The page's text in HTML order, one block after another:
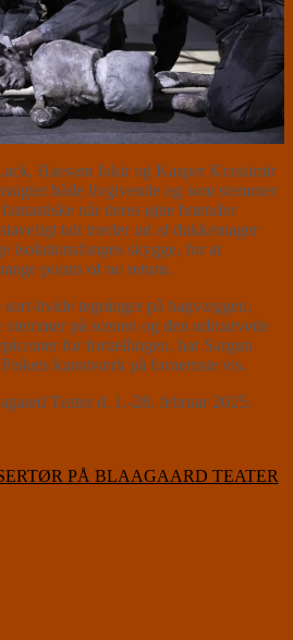
Haesam Jakir og Kasper Krassimir
både livgivende og som stemmer
når deres øjne brænder
talt træder ud af dukkemager
isolationsfanges skygge, for at
points of no return.
hvide tegninger på bagvæggen,
på scenen og den udmarvede
for fortællingen, har Sargun
kunstværk på fornemste vis.
Teater d. 1.-28. februar 2025.
PÅ BLAAGAARD TEATER